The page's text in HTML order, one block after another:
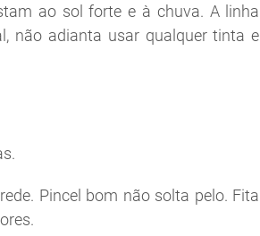
ao sol forte e à chuva. A linha
não adianta usar qualquer tinta e
Pincel bom não solta pelo. Fita